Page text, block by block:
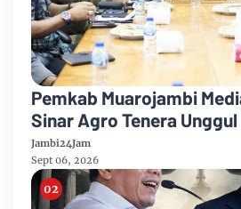
Pemkab Muarojambi
Sinar Agro Tenera
Sipin Teluk Duren
Jambi24Jam
Sept 06, 2026